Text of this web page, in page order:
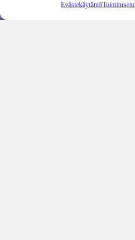
Evästekäytäntö